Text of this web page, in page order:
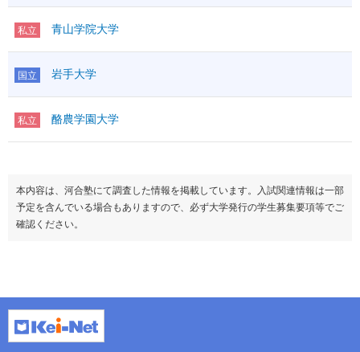
私立 青山学院大学
国立 岩手大学
私立 酪農学園大学
本内容は、河合塾にて調査した情報を掲載しています。入試関連情報は一部
予定を含んでいる場合もありますので、必ず大学発行の学生募集要項等でご
確認ください。